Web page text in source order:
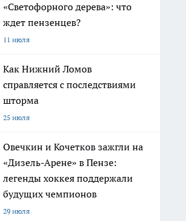
«Светофорного дерева»: что
ждет пензенцев?
11 июля
Как Нижний Ломов
справляется с последствиями
шторма
25 июля
Овечкин и Кочетков зажгли на
«Дизель-Арене» в Пензе:
легенды хоккея поддержали
будущих чемпионов
29 июля